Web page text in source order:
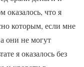
что я
которым, если мне
они не могут
я оказалось без